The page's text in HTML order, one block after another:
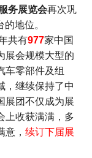
务展览会再次巩
地位。
共有977家中国
展会规模大型的
车零部件及组
，继续保持了中
展团不仅成为展
上收获满满，多
， 续订下届展